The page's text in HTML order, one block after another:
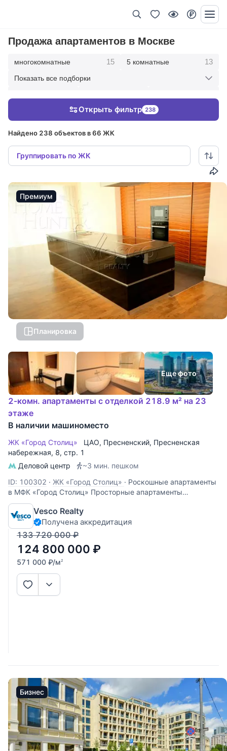
Продажа апартаментов в Москве
многокомнатные 15 5 комнатные 13
Показать все подборки
Найдено 238 объектов в 66 ЖК
Группировать по ЖК
Открыть фильтр 238
Премиум
Планировка
Еще фото
2-комн. апартаменты с отделкой 218.9 м² на 23
этаже
В наличии машиноместо
ЖК «Город Столиц» ЦАО, Пресненский, Пресненская
набережная, 8, стр. 1
Деловой центр
~3 мин. пешком
ID: 100302 · ЖК «Город Столиц» · Роскошные апартаменты
в МФК «Город Столиц» Просторные апартаменты
площадью 219 квадратных метров расположились на 23
этаже башни «Москва». Пространство спланировано как
трёхкомнатная квартира с великолепными видами на
«Афимолл Сити». В планировку
Vesco Realty
Получена аккредитация
133 720 000 ₽
124 800 000 ₽
571 000 ₽/м2
Бизнес